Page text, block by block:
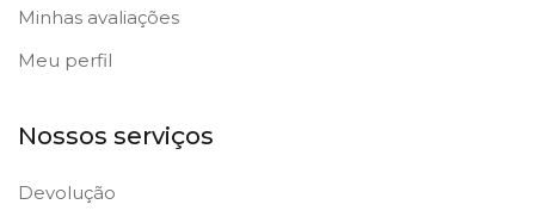
Minhas avaliações
Meu perfil
Nossos serviços
Devolução